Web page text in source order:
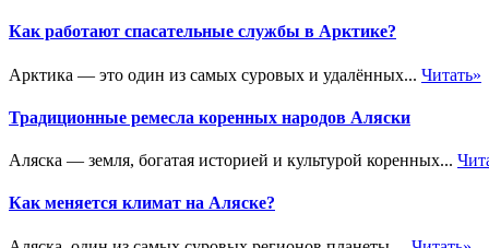
Как работают спасательные службы в Арктике?
Арктика — это один из самых суровых и удалённых... Читать»
Традиционные ремесла коренных народов Аляски
Аляска — земля, богатая историей и культурой коренных...
Как меняется климат на Аляске?